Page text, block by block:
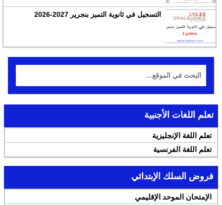
التسجيل في ثانوية التميز بنجرير 2027-2026
تعلم اللغات الأجنبية
تعلم اللغة الإنجليزية
تعلم اللغة الفرنسية
فروض السلك الإبتدائي
الإمتحان الموحد الإقليمي